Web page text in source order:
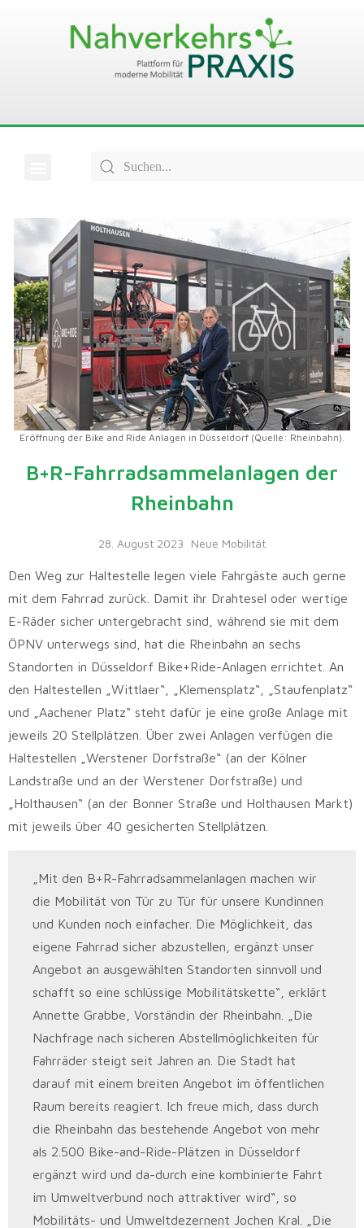
Eröffnung der Bike and Ride Anlagen in Düsseldorf (Quelle: Rheinbahn).
B+R-Fahrradsammelanlagen der
Rheinbahn
28. August 2023 Neue Mobilität
Den Weg zur Haltestelle legen viele Fahrgäste auch gerne
mit dem Fahrrad zurück. Damit ihr Drahtesel oder wertige
E-Räder sicher untergebracht sind, während sie mit dem
ÖPNV unterwegs sind, hat die Rheinbahn an sechs
Standorten in Düsseldorf Bike+Ride-Anlagen errichtet. An
den Haltestellen „Wittlaer“, „Klemensplatz“, „Staufenplatz“
und „Aachener Platz“ steht dafür je eine große Anlage mit
jeweils 20 Stellplätzen. Über zwei Anlagen verfügen die
Haltestellen „Werstener Dorfstraße“ (an der Kölner
Landstraße und an der Werstener Dorfstraße) und
„Holthausen“ (an der Bonner Straße und Holthausen Markt)
mit jeweils über 40 gesicherten Stellplätzen.
„Mit den B+R-Fahrradsammelanlagen machen wir
die Mobilität von Tür zu Tür für unsere Kundinnen
und Kunden noch einfacher. Die Möglichkeit, das
eigene Fahrrad sicher abzustellen, ergänzt unser
Angebot an ausgewählten Standorten sinnvoll und
schafft so eine schlüssige Mobilitätskette“, erklärt
Annette Grabbe, Vorständin der Rheinbahn. „Die
Nachfrage nach sicheren Abstellmöglichkeiten für
Fahrräder steigt seit Jahren an. Die Stadt hat
darauf mit einem breiten Angebot im öffentlichen
Raum bereits reagiert. Ich freue mich, dass durch
die Rheinbahn das bestehende Angebot von mehr
als 2.500 Bike-and-Ride-Plätzen in Düsseldorf
ergänzt wird und da-durch eine kombinierte Fahrt
im Umweltverbund noch attraktiver wird“, so
Mobilitäts- und Umweltdezernent Jochen Kral. „Die